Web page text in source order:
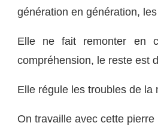
génération en génération,
Elle ne fait remonter en
compréhension, le reste est
Elle régule les troubles de la
On travaille avec cette